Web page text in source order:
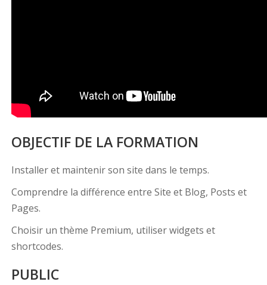
OBJECTIF DE LA FORMATION
Installer et maintenir son site dans le temps.
Comprendre la différence entre Site et Blog, Posts et
Pages.
Choisir un thème Premium, utiliser widgets et
shortcodes.
PUBLIC